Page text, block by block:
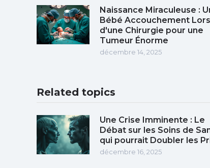
Naissance Miraculeuse :
Bébé Accouchement Lors
d'une Chirurgie pour une
Tumeur Énorme
décembre 14, 2025
Related topics
Une Crise Imminente : Le
Débat sur les Soins de
qui pourrait Doubler les
décembre 16, 2025